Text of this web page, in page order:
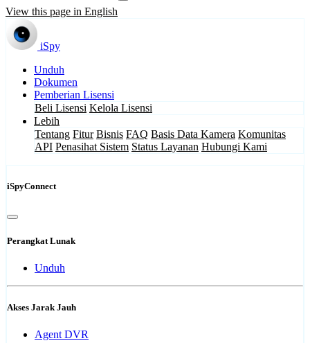
View this page in English
iSpy
Unduh
Dokumen
Pemberian Lisensi
Beli Lisensi Kelola Lisensi
Lebih
Tentang Fitur Bisnis FAQ Basis Data Kamera Komunitas
API Penasihat Sistem Status Layanan Hubungi Kami
iSpyConnect
Perangkat Lunak
Unduh
Akses Jarak Jauh
Agent DVR